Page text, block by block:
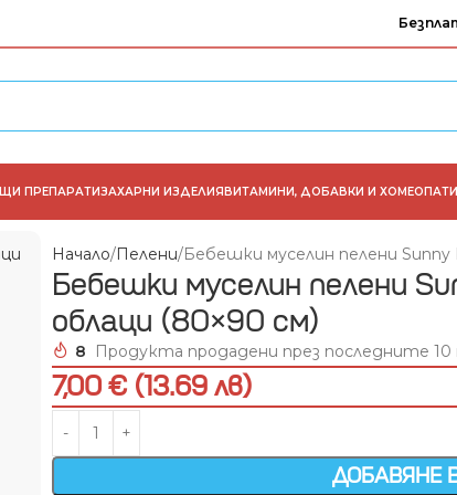
ПРЕПАРАТИЗАХАРНИ ИЗДЕЛИЯВИТАМИНИ, ДОБАВКИ И
Начало Пелени Бебешки муселин пелени Sunny
Бебешки муселин пелени
облаци (80×90 см)
8 Продукта продадени през последните
7,00 € (13.69 лв)
ДОБАВЯНЕ